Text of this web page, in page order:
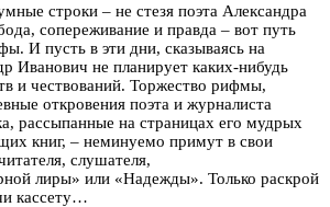
строки – не стезя поэта Александра
сопереживание и правда – вот путь
И пусть в эти дни, сказываясь на
Иванович не планирует каких-нибудь
и чествований. Торжество рифмы,
откровения поэта и журналиста
рассыпанные на страницах его мудрых
книг, – неминуемо примут в свои
слушателя,
лиры» или «Надежды». Только раскрой
кассету…